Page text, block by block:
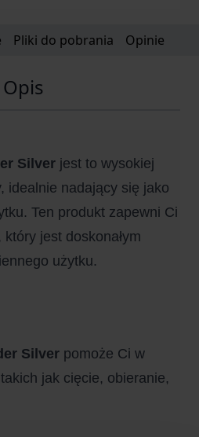
Pliki do pobrania Opinie
Opis
Silver jest to wysokiej
idealnie nadający się jako
Ten produkt zapewni Ci
jest doskonałym
użytku.
Silver pomoże Ci w
jak cięcie, obieranie,